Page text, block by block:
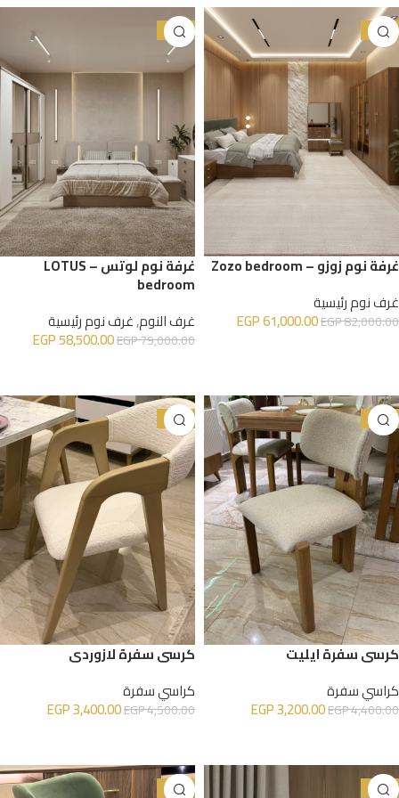
-26%
غرفة نوم زوزو – Zozo bedroom
غرف نوم رئيسية
EGP82,000.00
EGP61,000.00
-26%
غرفة نوم لوتس – LOTUS
bedroom
غرف النوم,غرف نوم رئيسية
EGP79,000.00
EGP58,500.00
-27%
كرسي سفرة ايليت
كراسي سفرة
EGP4,400.00
EGP3,200.00
-24%
كرسي سفرة لازوردي
كراسي سفرة
EGP4,500.00
EGP3,400.00
-30%
-21%